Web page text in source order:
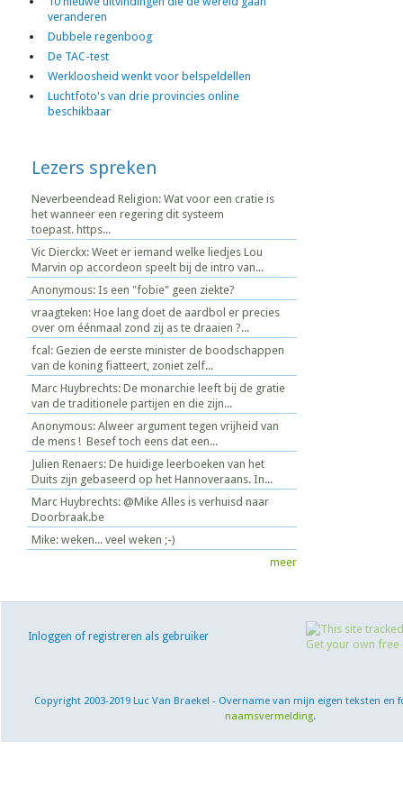
veranderen
Dubbele regenboog
De TAC-test
Werkloosheid wenkt voor belspeldellen
Luchtfoto's van drie provincies online
beschikbaar
Lezers spreken
Neverbeendead Religion: Wat voor een cratie is
het wanneer een regering dit systeem
toepast. https...
Vic Dierckx: Weet er iemand welke liedjes Lou
Marvin op accordeon speelt bij de intro van...
Anonymous: Is een "fobie" geen ziekte?
vraagteken: Hoe lang doet de aardbol er precies
over om éénmaal zond zij as te draaien ?...
fcal: Gezien de eerste minister de boodschappen
van de koning fiatteert, zoniet zelf...
Marc Huybrechts: De monarchie leeft bij de gratie
van de traditionele partijen en die zijn...
Anonymous: Alweer argument tegen vrijheid van
de mens ! Besef toch eens dat een...
Julien Renaers: De huidige leerboeken van het
Duits zijn gebaseerd op het Hannoveraans. In...
Marc Huybrechts: @Mike Alles is verhuisd naar
Doorbraak.be
Mike: weken... veel weken ;-)
meer
Inloggen of registreren als gebruiker
Copyright 2003-2019 Luc Van Braekel - Overname van mijn eigen teksten en
naamsvermelding.